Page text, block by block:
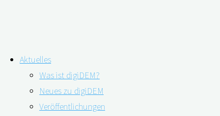
Inhalt
springen
Aktuelles
Was ist digiDEM?
Neues zu digiDEM
Veröffentlichungen
Pressemitteilung: Online-Kurs,